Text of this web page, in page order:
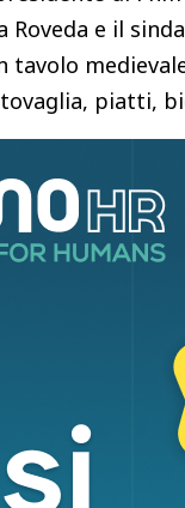
Roveda e il
tavolo
piatti,
brocche,
con costumi
religioso,
e
presso
a questo
di-legnano-